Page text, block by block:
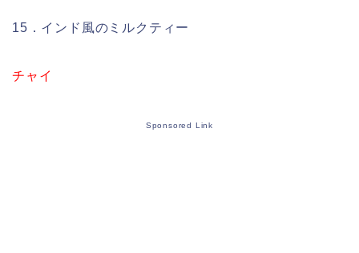
15．インド風のミルクティー
チャイ
Sponsored Link